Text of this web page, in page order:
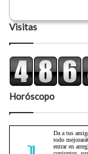
Visitas
Horóscopo